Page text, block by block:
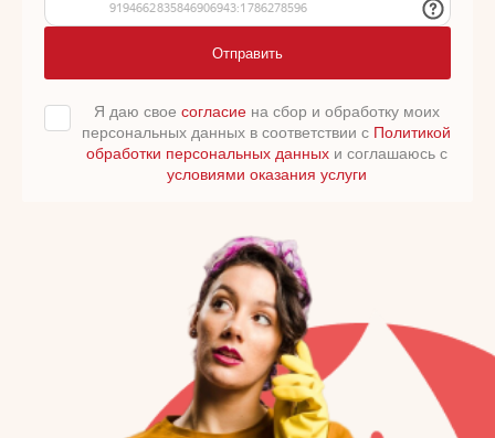
Отправить
Я даю свое согласиена сбор и обработку моих
персональных данных в соответствии с Политикой
обработки персональных данныхи соглашаюсь с
условиями оказания услуги